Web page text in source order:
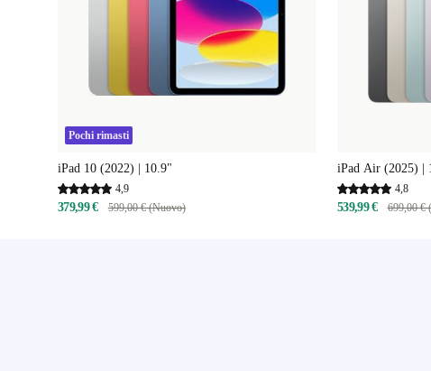
Pochi rimasti
iPad 10 (2022) | 10.9"
4,9
379,99 € 599,00 € (Nuovo)
iPad Air (2025) |
4,8
539,99 € 699,00 €